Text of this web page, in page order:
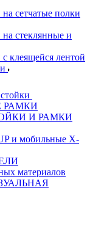
сетчатые полки
стеклянные и
клеящейся лентой
И РАМКИ
и мобильные X-
материалов